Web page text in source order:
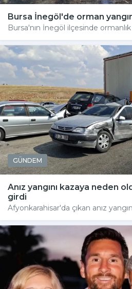
Bursa İnegöl'de orman
Bursa'nın İnegöl ilçesinde ormanlık
GÜNDEM
Anız yangını kazaya neden
girdi
Afyonkarahisar'da çıkan anız